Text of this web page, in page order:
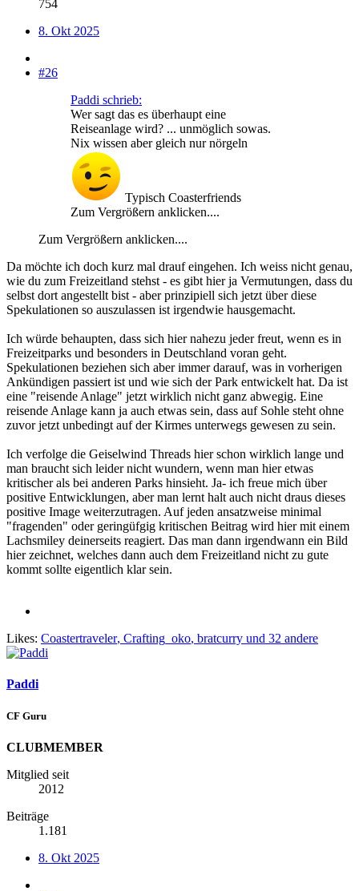
754
8. Okt 2025
#26
Paddi schrieb:
Wer sagt das es überhaupt eine
Reiseanlage wird? ... unmöglich sowas.
Nix wissen aber gleich nur nörgeln
Typisch Coasterfriends
Zum Vergrößern anklicken....
Zum Vergrößern anklicken....
Da möchte ich doch kurz mal drauf eingehen. Ich weiss nicht genau,
wie du zum Freizeitland stehst - es gibt hier ja Vermutungen, dass du
selbst dort angestellt bist - aber prinzipiell sich jetzt über diese
Spekulationen so auszulassen ist irgendwie hausgemacht.
Ich würde behaupten, dass sich hier nahezu jeder freut, wenn es in
Freizeitparks und besonders in Deutschland voran geht.
Spekulationen beziehen sich aber immer darauf, was in vorherigen
Ankündigen passiert ist und wie sich der Park entwickelt hat. Da ist
eine "reisende Anlage" jetzt wirklich nicht ganz abwegig. Eine
reisende Anlage kann ja auch etwas sein, dass auf Sohle steht ohne
zuvor jetzt unbedingt auf der Kirmes unterwegs gewesen zu sein.
Ich verfolge die Geiselwind Threads hier schon wirklich lange und
man braucht sich leider nicht wundern, wenn man hier etwas
kritischer als bei anderen Parks hinsieht. Ja- ich freue mich über
positive Entwicklungen, aber man lernt halt auch nicht draus dieses
positive Image weiterzutragen. Auf jeden ansatzweise minimal
"fragenden" oder geringüfgig kritischen Beitrag wird hier mit einem
Lachsmiley deinerseits reagiert. Das man dann irgendwann ein Bild
hier zeichnet, welches dann auch dem Freizeitland nicht zu gute
kommt sollte eigentlich klar sein.
Likes: Coastertraveler, Crafting_oko, bratcurry und 32 andere
Paddi
CF Guru
CLUBMEMBER
Mitglied seit
2012
Beiträge
1.181
8. Okt 2025